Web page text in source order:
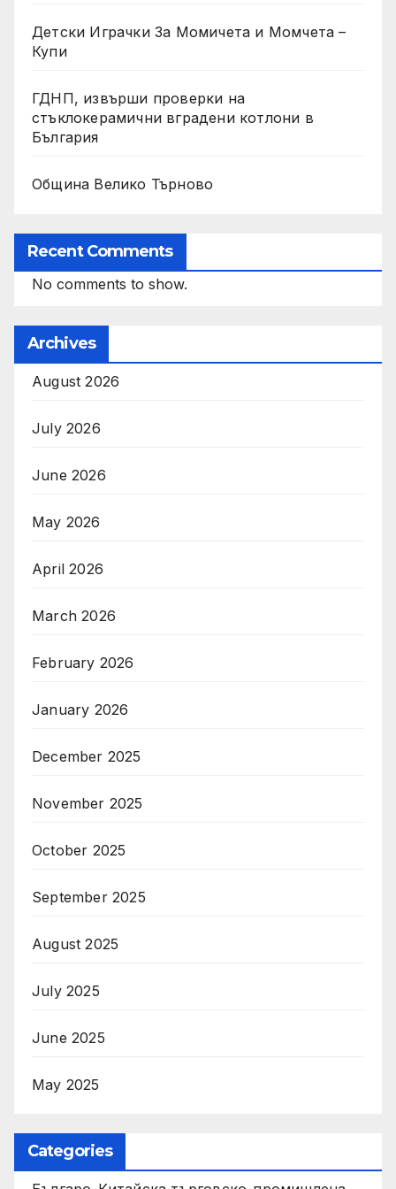
Детски Играчки За Момичета и Момчета –
Купи
ГДНП, извърши проверки на
стъклокерамични вградени котлони в
България
Община Велико Търново
Recent Comments
No comments to show.
Archives
August 2026
July 2026
June 2026
May 2026
April 2026
March 2026
February 2026
January 2026
December 2025
November 2025
October 2025
September 2025
August 2025
July 2025
June 2025
May 2025
Categories